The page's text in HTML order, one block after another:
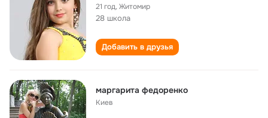
21 год,Житомир
28 школа
Добавить в друзья
маргарита федоренко
Киев